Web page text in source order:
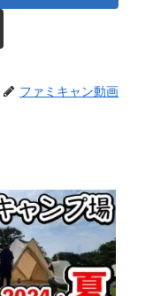
ファミキャン動画